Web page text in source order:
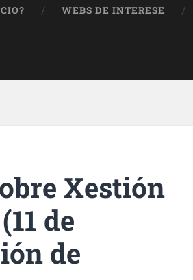
WEBS DE INTERESE
Xestión
de
de